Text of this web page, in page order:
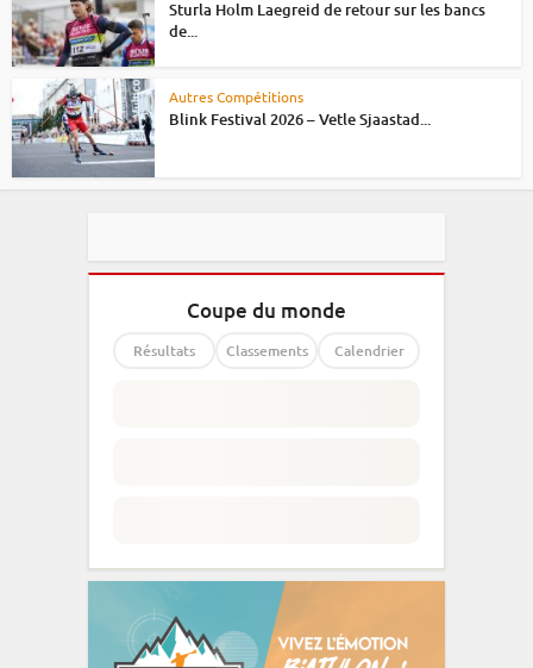
Sturla Holm Laegreid de retour sur les bancs
de...
Autres Compétitions
Blink Festival 2026 – Vetle Sjaastad...
Coupe du monde
Résultats Classements Calendrier